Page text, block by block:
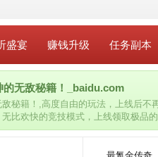
盛宴 赚钱升级 任务副本
的无敌秘籍！_baidu.com
秘籍！,高度自由的玩法，上线后不
比欢快的竞技模式，上线领取极品
有超级丰富的活动，玩家只需要参